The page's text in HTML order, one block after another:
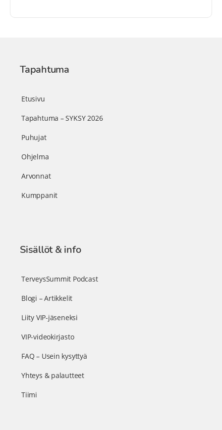
Tapahtuma
Etusivu
Tapahtuma – SYKSY 2026
Puhujat
Ohjelma
Arvonnat
Kumppanit
Sisällöt & info
TerveysSummit Podcast
Blogi – Artikkelit
Liity VIP-jäseneksi
VIP-videokirjasto
FAQ – Usein kysyttyä
Yhteys & palautteet
Tiimi